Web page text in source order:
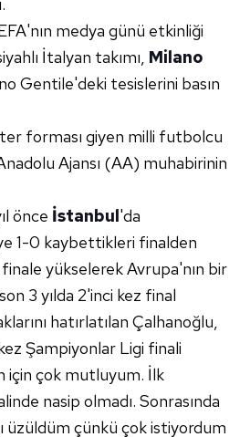
medya günü etkinliği
İtalyan takımı, Milano
Gentile'deki tesislerini basın
forması giyen milli futbolcu
Ajansı (AA) muhabirinin
önce İstanbul'da
1-0 kaybettikleri finalden
yükselerek Avrupa'nın bir
3 yılda 2'inci kez final
hatırlatılan Çalhanoğlu,
Şampiyonlar Ligi finali
için çok mutluyum. İlk
nasip olmadı. Sonrasında
üzüldüm çünkü çok istiyordum